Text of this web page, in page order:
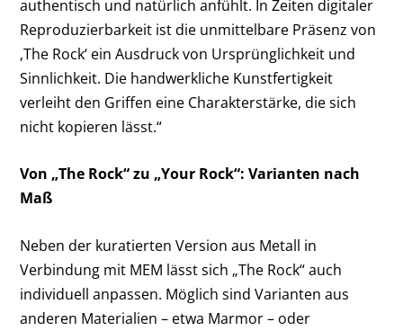
authentisch und natürlich anfühlt. In Zeiten digitaler
Reproduzierbarkeit ist die unmittelbare Präsenz von
‚The Rock‘ ein Ausdruck von Ursprünglichkeit und
Sinnlichkeit. Die handwerkliche Kunstfertigkeit
verleiht den Griffen eine Charakterstärke, die sich
nicht kopieren lässt.“
Von „The Rock“ zu „Your Rock“: Varianten nach
Maß
Neben der kuratierten Version aus Metall in
Verbindung mit MEM lässt sich „The Rock“ auch
individuell anpassen. Möglich sind Varianten aus
anderen Materialien – etwa Marmor – oder